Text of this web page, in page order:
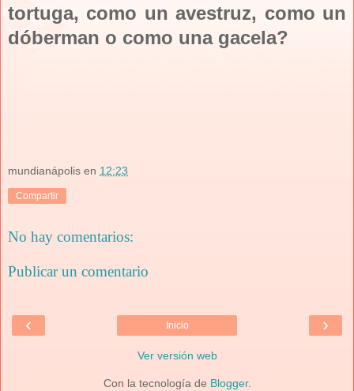
tortuga, como un avestruz, como un
dóberman o como una gacela?
mundianápolis en 12:23
Compartir
No hay comentarios:
Publicar un comentario
‹ ›
Inicio
Ver versión web
Con la tecnología de Blogger.